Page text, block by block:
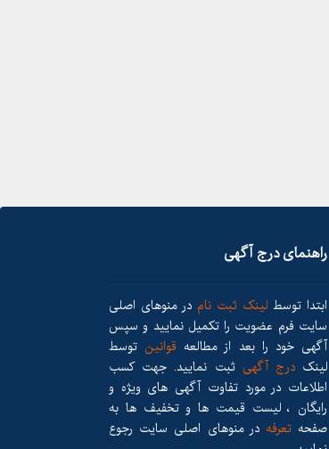
راهنمای درج آگهی
ابتدا توسط لینک ثبت نام در منوهای اصلی
سایت فرم عضویت را تکمیل نمایید و سپس
آگهی خود را بعد از مطالعه قوانین توسط
لینکدرج آگهی ثبت نمایید. جهت کسب
اطلاعات در مورد تفاوت آگهی های ویژه و
رایگان ، لیست قیمت ها و تخفیف ها به
صفحه تعرفهدر منوهای اصلی سایت رجوع